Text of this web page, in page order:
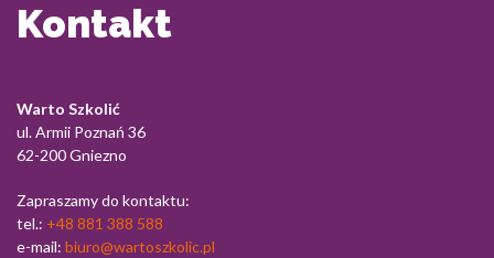
Kontakt
Warto Szkolić
ul. Armii Poznań 36
62-200 Gniezno
Zapraszamy do kontaktu:
tel.: +48 881 388 588
e-mail: biuro@wartoszkolic.pl